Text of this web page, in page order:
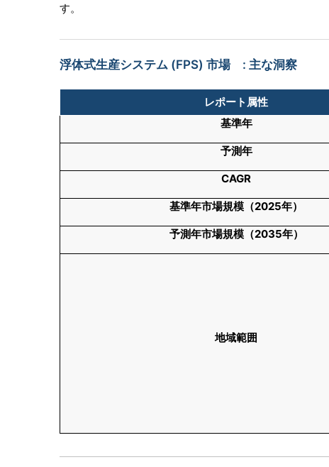
す。
浮体式生産システム (FPS) 市場 : 主な洞察
レポート属性
基準年
予測年
CAGR
基準年市場規模（2025年）
予測年市場規模（2035年）
地域範囲